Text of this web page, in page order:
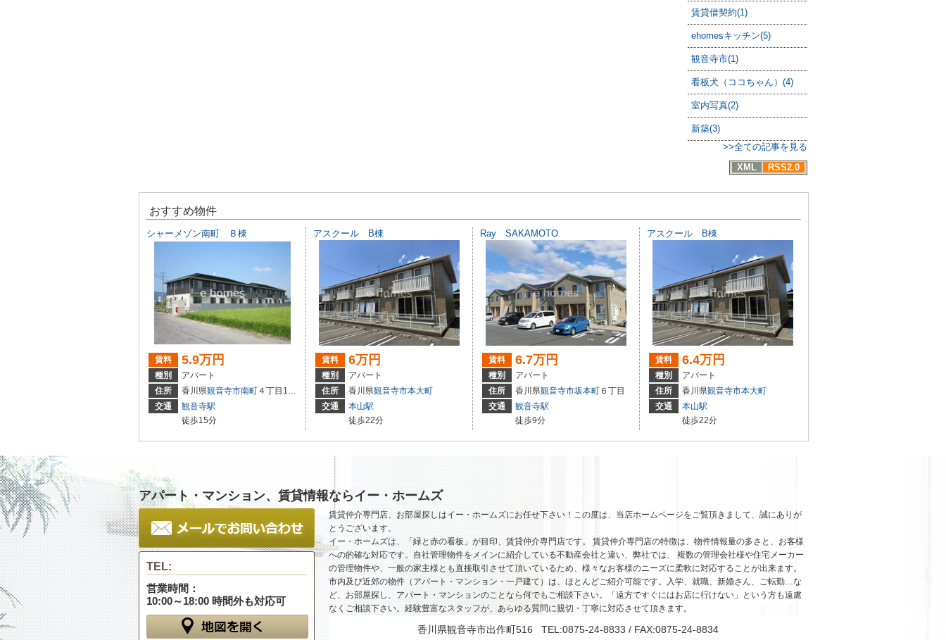
賃貸借契約(1)
ehomesキッチン(5)
観音寺市(1)
看板犬（ココちゃん）(4)
室内写真(2)
新築(3)
>>全ての記事を見る
XML
RSS2.0
おすすめ物件
シャーメゾン南町 Ｂ棟
賃料 5.9万円
種別
アパート
住所
香川県観音寺市南町４丁目1-24
交通
観音寺駅
徒歩15分
アスクール B棟
賃料 6万円
種別
アパート
住所
香川県観音寺市本大町
交通
本山駅
徒歩22分
Ray SAKAMOTO
賃料 6.7万円
種別
アパート
住所
香川県観音寺市坂本町 ６丁目
交通
観音寺駅
徒歩9分
アスクール B棟
賃料 6.4万円
種別
アパート
住所
香川県観音寺市本大町
交通
本山駅
徒歩22分
アパート・マンション、賃貸情報ならイー・ホームズ
TEL:
営業時間：
10:00～18:00 時間外も対応可
賃貸仲介専門店、お部屋探しはイー・ホームズにお任せ下さい！この度は、当店ホームページをご覧頂きまして、誠にありが
とうございます。
イー・ホームズは、「緑と赤の看板」が目印、賃貸仲介専門店です。 賃貸仲介専門店の特徴は、物件情報量の多さと、お客様
への的確な対応です。自社管理物件をメインに紹介している不動産会社と違い、弊社では、 複数の管理会社様や住宅メーカー
の管理物件や、一般の家主様とも直接取引させて頂いているため、様々なお客様のニーズに柔軟に対応することが出来ます。
市内及び近郊の物件（アパート・マンション・一戸建て）は、ほとんどご紹介可能です。入学、就職、新婚さん、ご転勤…な
ど、お部屋探し、アパート・マンションのことなら何でもご相談下さい。「遠方ですぐにはお店に行けない」という方も遠慮
なくご相談下さい。経験豊富なスタッフが、あらゆる質問に親切・丁寧に対応させて頂きます。
香川県観音寺市出作町516 TEL:0875-24-8833 / FAX:0875-24-8834